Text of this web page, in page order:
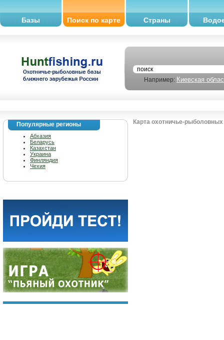
Базы Поиск по карте Страны
Например: Киевская
Популярные регионы
Абхазия
Беларусь
Казахстан
Украина
Финляндия
Чехия
Карта охотничье-рыболовных